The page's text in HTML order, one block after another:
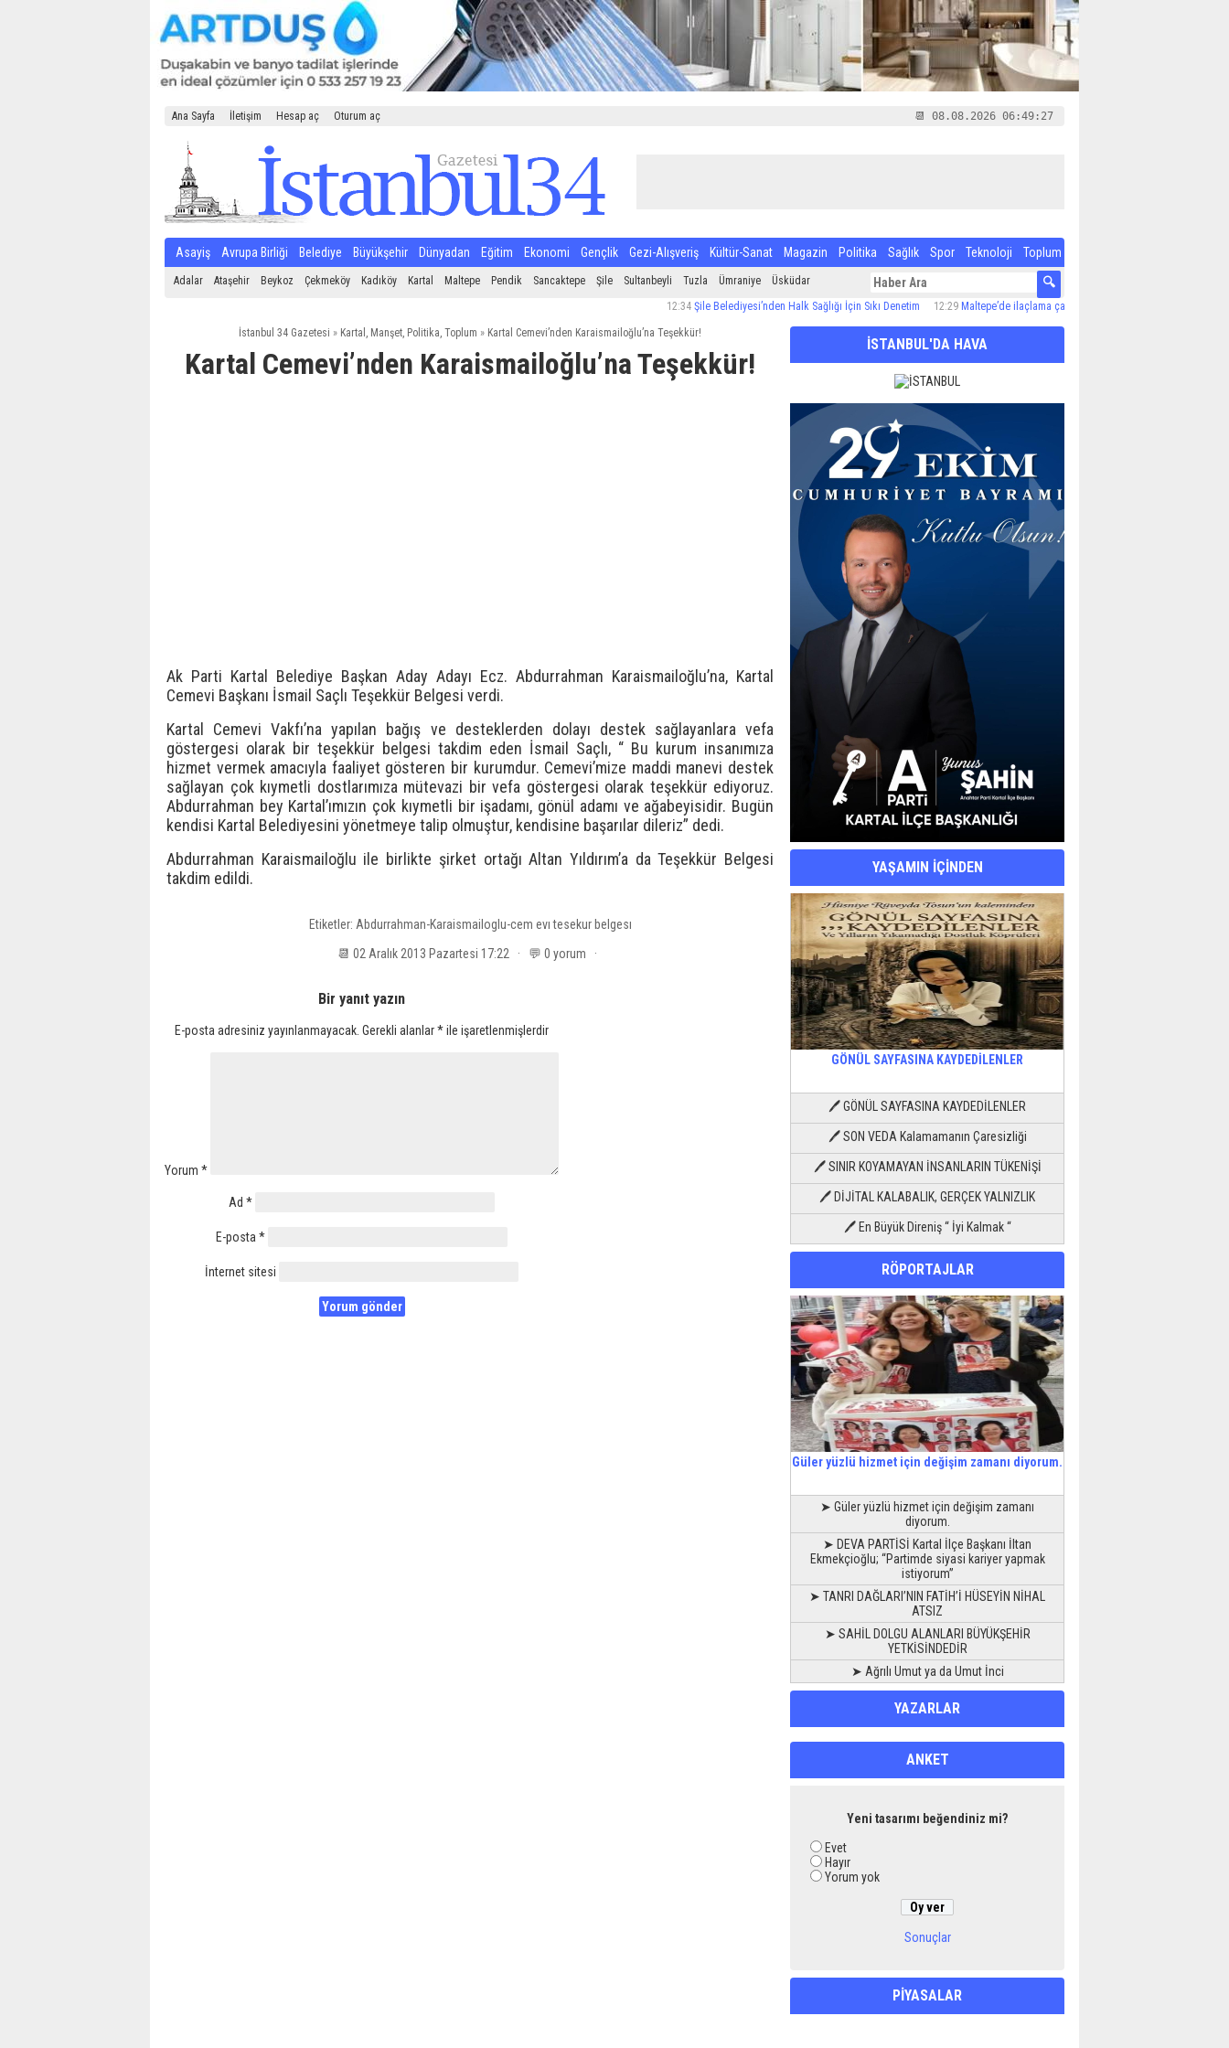
Ana Sayfa İletişim Hesap aç Oturum aç 📆 08.08.2026 06:49:28
Asayiş Avrupa Birliği Belediye Büyükşehir Dünyadan Eğitim Ekonomi Gençlik Gezi-Alışveriş Kültür-Sanat Magazin Politika Sağlık Spor Teknoloji Toplum
Adalar Ataşehir Beykoz Çekmeköy Kadıköy Kartal Maltepe Pendik Sancaktepe Şile Sultanbeyli Tuzla Ümraniye
Üsküdar
Şile Belediyesi’nden Halk Sağlığı İçin Sıkı Denetim 12:29 Maltepe’de ilaçlama çalışmaları sürüyor
İstanbul 34 Gazetesi » Kartal , Manşet, Politika, Toplum » Kartal Cemevi’nden Karaismailoğlu’na Teşekkür!
Kartal Cemevi’nden Karaismailoğlu’na Teşekkür!
Ak Parti Kartal Belediye Başkan Aday Adayı Ecz. Abdurrahman Karaismailoğlu’na, Kartal
Cemevi Başkanı İsmail Saçlı Teşekkür Belgesi verdi.
Kartal Cemevi Vakfı’na yapılan bağış ve desteklerden dolayı destek sağlayanlara vefa
göstergesi olarak bir teşekkür belgesi takdim eden İsmail Saçlı, “ Bu kurum insanımıza
hizmet vermek amacıyla faaliyet gösteren bir kurumdur. Cemevi’mize maddi manevi destek
sağlayan çok kıymetli dostlarımıza mütevazi bir vefa göstergesi olarak teşekkür ediyoruz.
Abdurrahman bey Kartal’ımızın çok kıymetli bir işadamı, gönül adamı ve ağabeyisidir. Bugün
kendisi Kartal Belediyesini yönetmeye talip olmuştur, kendisine başarılar dileriz” dedi.
Abdurrahman Karaismailoğlu ile birlikte şirket ortağı Altan Yıldırım’a da Teşekkür Belgesi
takdim edildi.
Etiketler: Abdurrahman-Karaismailoglu-cem evı tesekur belgesı
📆 02 Aralık 2013 Pazartesi 17:22 · 💬 0 yorum ·
Bir yanıt yazın
E-posta adresiniz yayınlanmayacak. Gerekli alanlar*ile işaretlenmişlerdir
Yorum *
Ad *
E-posta *
İnternet sitesi
İSTANBUL'DA HAVA
YAŞAMIN İÇİNDEN
GÖNÜL SAYFASINA KAYDEDİLENLER
🖊 GÖNÜL SAYFASINA KAYDEDİLENLER
🖊 SON VEDA Kalamamanın Çaresizliği
🖊 SINIR KOYAMAYAN İNSANLARIN TÜKENİŞİ
🖊 DİJİTAL KALABALIK, GERÇEK YALNIZLIK
🖊 En Büyük Direniş “ İyi Kalmak “
RÖPORTAJLAR
Güler yüzlü hizmet için değişim zamanı diyorum.
➤ Güler yüzlü hizmet için değişim zamanı
diyorum.
➤ DEVA PARTİSİ Kartal İlçe Başkanı İltan
Ekmekçioğlu; “Partimde siyasi kariyer yapmak
istiyorum”
➤ TANRI DAĞLARI’NIN FATİH’İ HÜSEYİN NİHAL
ATSIZ
➤ SAHİL DOLGU ALANLARI BÜYÜKŞEHİR
YETKİSİNDEDİR
➤ Ağrılı Umut ya da Umut İnci
YAZARLAR
ANKET
Yeni tasarımı beğendiniz mi?
Evet
Hayır
Yorum yok
Sonuçlar
PİYASALAR